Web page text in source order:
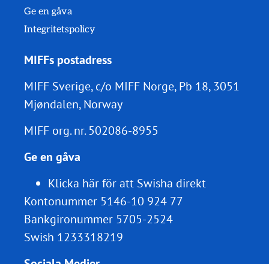
Ge en gåva
Integritetspolicy
MIFFs postadress
MIFF Sverige, c/o MIFF Norge, Pb 18, 3051
Mjøndalen, Norway
MIFF org. nr.502086-8955
Ge en gåva
Klicka här för att Swisha direkt
Kontonummer 5146-10 924 77
Bankgironummer 5705-2524
Swish 1233318219